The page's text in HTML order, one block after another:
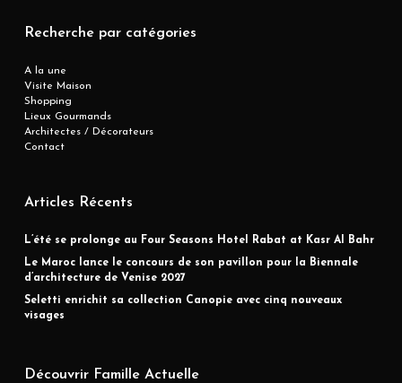
Recherche par catégories
A la une
Visite Maison
Shopping
Lieux Gourmands
Architectes / Décorateurs
Contact
Articles Récents
L’été se prolonge au Four Seasons Hotel Rabat at Kasr Al Bahr
Le Maroc lance le concours de son pavillon pour la Biennale
d’architecture de Venise 2027
Seletti enrichit sa collection Canopie avec cinq nouveaux
visages
Découvrir Famille Actuelle